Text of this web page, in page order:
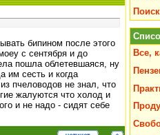
бипином после этого
с сентября и до
пошла облетевшаяся, ну
им сесть и когда
пчеловодов не знал, что
жалуются что холод и
и не надо - сидят себе
Поиск
Все,